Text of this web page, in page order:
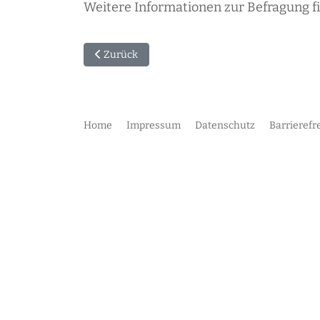
Weitere Informationen zur Befragung
Vorheriger Beitrag: Patientenvertreter
Zurück
Home Impressum Datenschutz